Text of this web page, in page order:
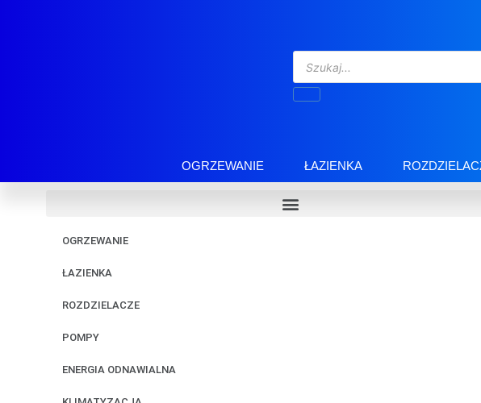
OGRZEWANIE ŁAZIENKA
OGRZEWANIE
ŁAZIENKA
ROZDZIELACZE
POMPY
ENERGIA ODNAWIALNA